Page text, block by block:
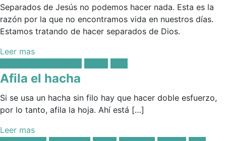
Separados de Jesús no podemos hacer nada. Esta es la
razón por la que no encontramos vida en nuestros días.
Estamos tratando de hacer separados de Dios.
Leer mas
in:
Afila el hacha
Si se usa un hacha sin filo hay que hacer doble esfuerzo,
por lo tanto, afila la hoja. Ahí está […]
Leer mas